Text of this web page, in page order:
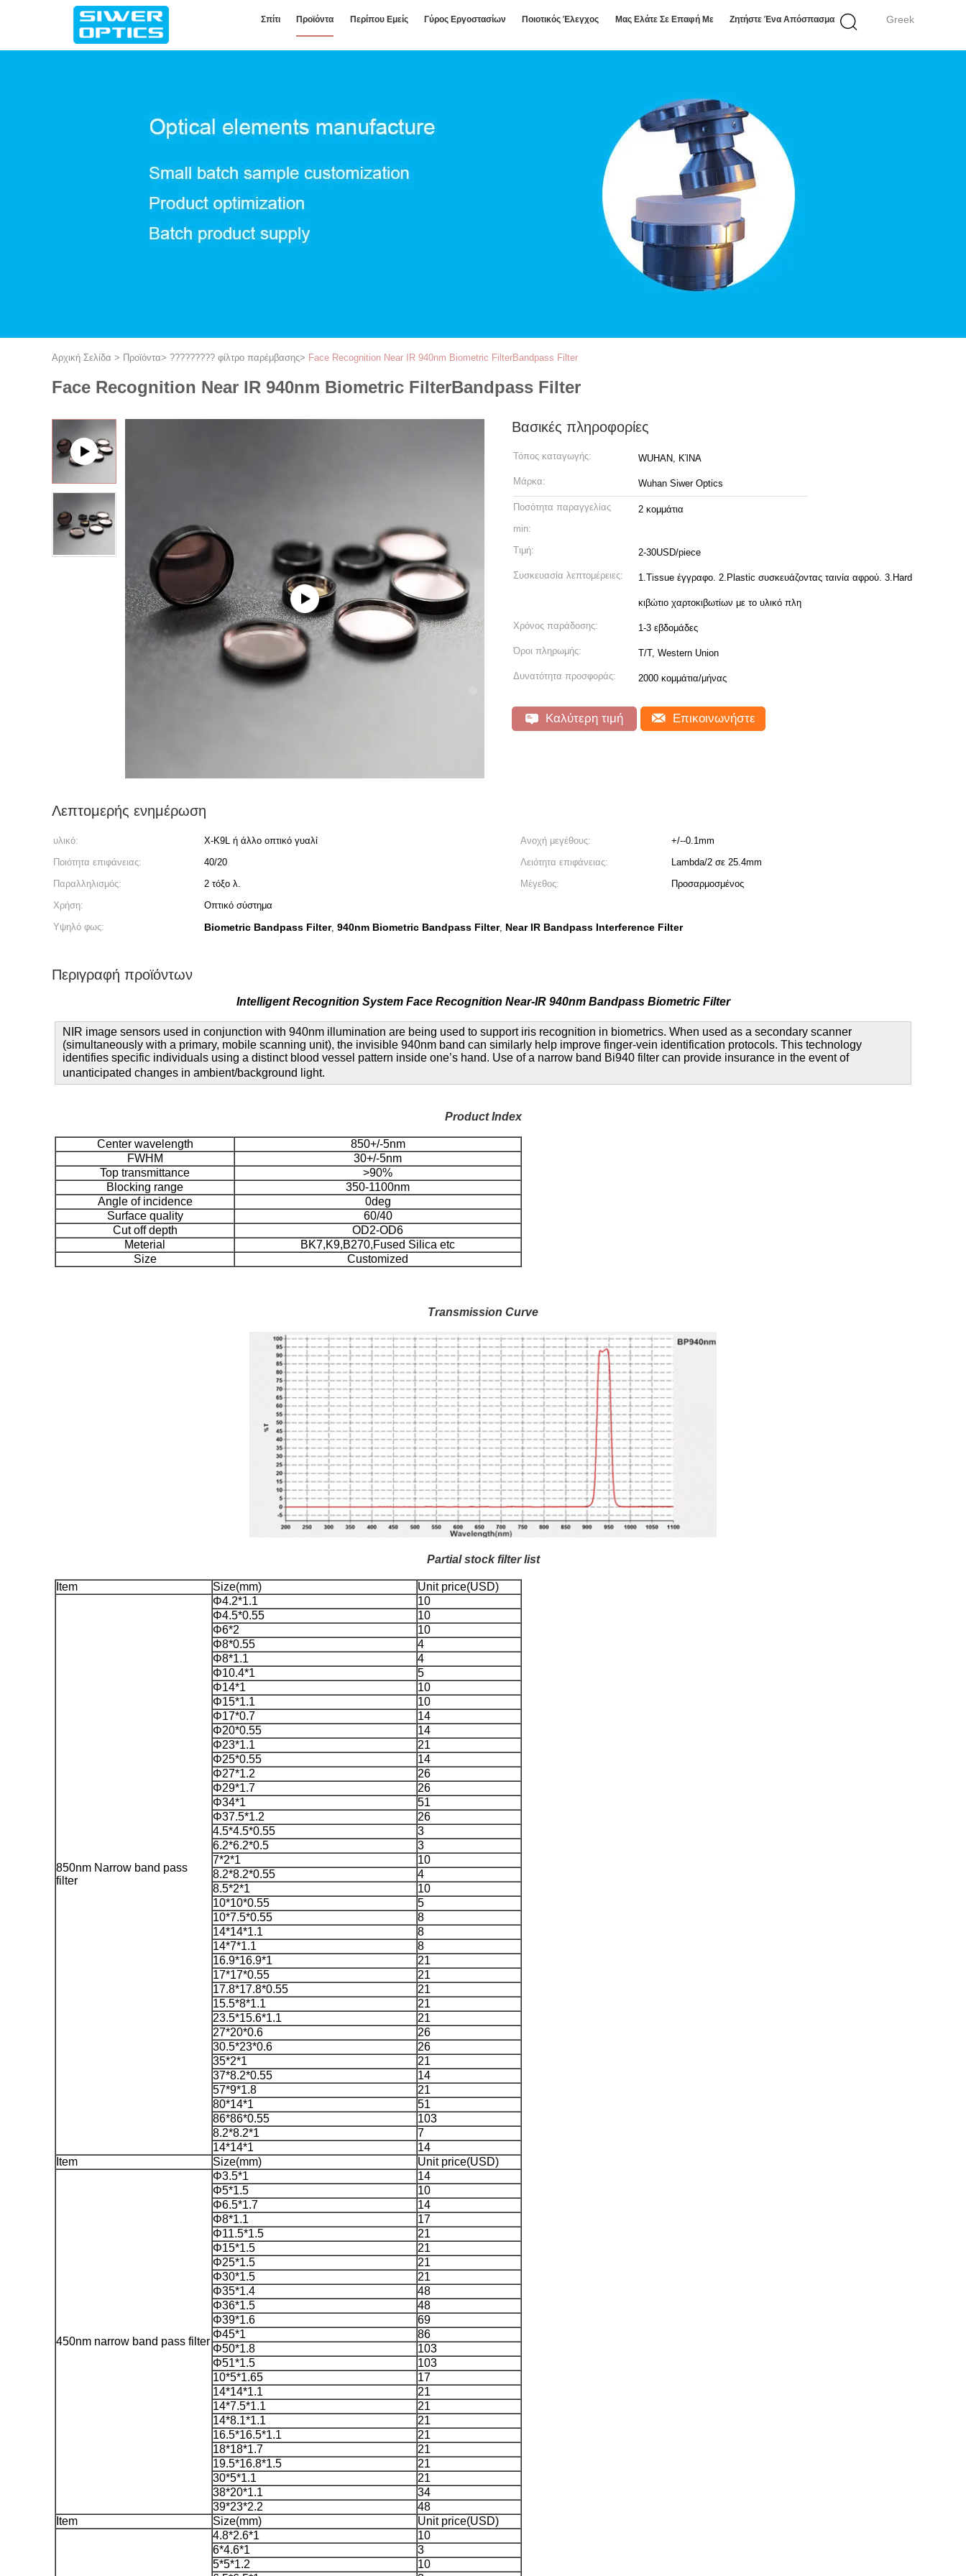
Greek
Σπίτι Προϊόντα Περίπου Εμείς Γύρος Εργοστασίων Ποιοτικός Έλεγχος Μας Ελάτε Σε Επαφή Με Ζητήστε Ένα Απόσπασμα
Αρχική Σελίδα > Προϊόντα> ????????? φίλτρο παρέμβασης> Face Recognition Near IR 940nm Biometric FilterBandpass Filter
Face Recognition Near IR 940nm Biometric FilterBandpass Filter
Βασικές πληροφορίες
Τόπος καταγωγής: WUHAN, ΚΊΝΑ
Μάρκα: Wuhan Siwer Optics
Ποσότητα παραγγελίας
min:
2 κομμάτια
Τιμή: 2-30USD/piece
Συσκευασία λεπτομέρειες: 1.Tissue έγγραφο. 2.Plastic συσκευάζοντας ταινία αφρού. 3.Hard
κιβώτιο χαρτοκιβωτίων με το υλικό πλη
Χρόνος παράδοσης: 1-3 εβδομάδες
Όροι πληρωμής: T/T, Western Union
Δυνατότητα προσφοράς: 2000 κομμάτια/μήνας
Καλύτερη τιμή Επικοινωνήστε
Λεπτομερής ενημέρωση
υλικό: Χ-K9L ή άλλο οπτικό γυαλί Ανοχή μεγέθους:
+/--0.1mm
Ποιότητα επιφάνειας:
40/20 Λειότητα επιφάνειας:
Lambda/2 σε 25.4mm
Παραλληλισμός:
2 τόξο λ. Μέγεθος:
Προσαρμοσμένος
Χρήση:
Οπτικό σύστημα
Υψηλό φως:
Biometric Bandpass Filter, 940nm Biometric Bandpass Filter, Near IR Bandpass Interference Filter
Περιγραφή προϊόντων
Intelligent Recognition System Face Recognition Near-IR 940nm Bandpass Biometric Filter
NIR image sensors used in conjunction with 940nm illumination are being used to support iris recognition in biometrics. When used as a secondary scanner
(simultaneously with a primary, mobile scanning unit), the invisible 940nm band can similarly help improve finger-vein identification protocols. This technology
identifies specific individuals using a distinct blood vessel pattern inside one’s hand. Use of a narrow band Bi940 filter can provide insurance in the event of
unanticipated changes in ambient/background light.
Product Index
Center wavelength
850+/-5nm
FWHM
30+/-5nm
Top transmittance
>90%
Blocking range
350-1100nm
Angle of incidence
0deg
Surface quality
60/40
Cut off depth
OD2-OD6
Meterial
BK7,K9,B270,Fused Silica etc
Size
Customized
Transmission Curve
Partial stock filter list
Item Size(mm) Unit price(USD)
850nm Narrow band pass
filter
Φ4.2*1.1
10
Φ4.5*0.55
10
Φ6*2
10
Φ8*0.55
4
Φ8*1.1
4
Φ10.4*1
5
Φ14*1
10
Φ15*1.1
10
Φ17*0.7
14
Φ20*0.55
14
Φ23*1.1
21
Φ25*0.55
14
Φ27*1.2
26
Φ29*1.7
26
Φ34*1
51
Φ37.5*1.2
26
4.5*4.5*0.55
3
6.2*6.2*0.5
3
7*2*1
10
8.2*8.2*0.55
4
8.5*2*1
10
10*10*0.55
5
10*7.5*0.55
8
14*14*1.1
8
14*7*1.1
8
16.9*16.9*1
21
17*17*0.55
21
17.8*17.8*0.55
21
15.5*8*1.1
21
23.5*15.6*1.1
21
27*20*0.6
26
30.5*23*0.6
26
35*2*1
21
37*8.2*0.55
14
57*9*1.8
21
80*14*1
51
86*86*0.55
103
8.2*8.2*1
7
14*14*1
14
Item
Size(mm) Unit price(USD)
450nm narrow band pass filter
Φ3.5*1
14
Φ5*1.5
10
Φ6.5*1.7
14
Φ8*1.1
17
Φ11.5*1.5
21
Φ15*1.5
21
Φ25*1.5
21
Φ30*1.5
21
Φ35*1.4
48
Φ36*1.5
48
Φ39*1.6
69
Φ45*1
86
Φ50*1.8
103
Φ51*1.5
103
10*5*1.65
17
14*14*1.1
21
14*7.5*1.1
21
14*8.1*1.1
21
16.5*16.5*1.1
21
18*18*1.7
21
19.5*16.8*1.5
21
30*5*1.1
21
38*20*1.1
34
39*23*2.2
48
Item
Size(mm)
Unit price(USD)
4.8*2.6*1
10
6*4.6*1
3
5*5*1.2
10